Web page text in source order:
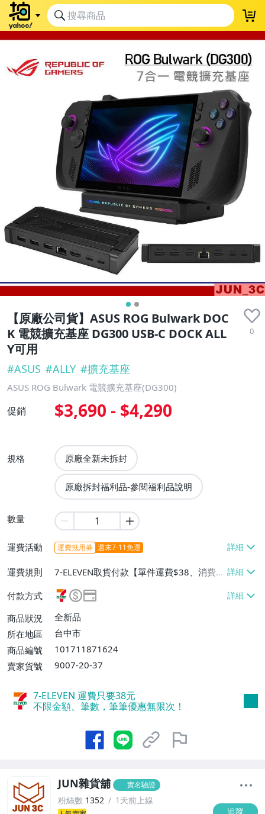
【原廠公司貨】ASUS ROG Bulwark DOC
K 電競擴充基座 DG300 USB-C DOCK ALL
Y可用
0
#ASUS #ALLY #擴充基座
ASUS ROG Bulwark 電競擴充基座(DG300)
促銷 $3,690 - $4,290
規格 原廠全新未拆封
原廠拆封福利品-參閱福利品說明
數量
運費活動 運費抵用券 週末7-11免運
運費規則
7-ELEVEN取貨付款【單件運費$38、消費滿
$5000免運費】、7-ELEVEN取貨不付款
【單件運費$38、消費滿$5000免運費】、
宅配/貨運【單件運費$80、消費滿$5000免
運費】、郵局掛號【單件運費$60、消費滿
付款方式
商品狀況
全新品
所在地區
台中市
商品編號
101711871624
賣家貨號
9007-20-37
7-ELEVEN 運費只要38元
不限金額、筆數，筆筆優惠無限次！
JUN雜貨舖 實名驗證
粉絲數 1352 1天前上線
追蹤